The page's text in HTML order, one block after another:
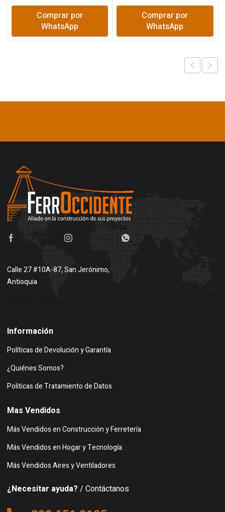
Comprar por
WhatsApp
Comprar por
WhatsApp
Calle 27 #10A-87, San Jerónimo,
Antioquia
Información
Políticas de Devolución y Garantía
¿Quiénes Somos?
Politicas de Tratamiento de Datos
Mas Vendidos
Más Vendidos en Construcción y Ferretería
Más Vendidos en Hogar y Tecnología
Más Vendidos Aires y Ventiladores
¿Necesitar ayuda? / Contáctanos